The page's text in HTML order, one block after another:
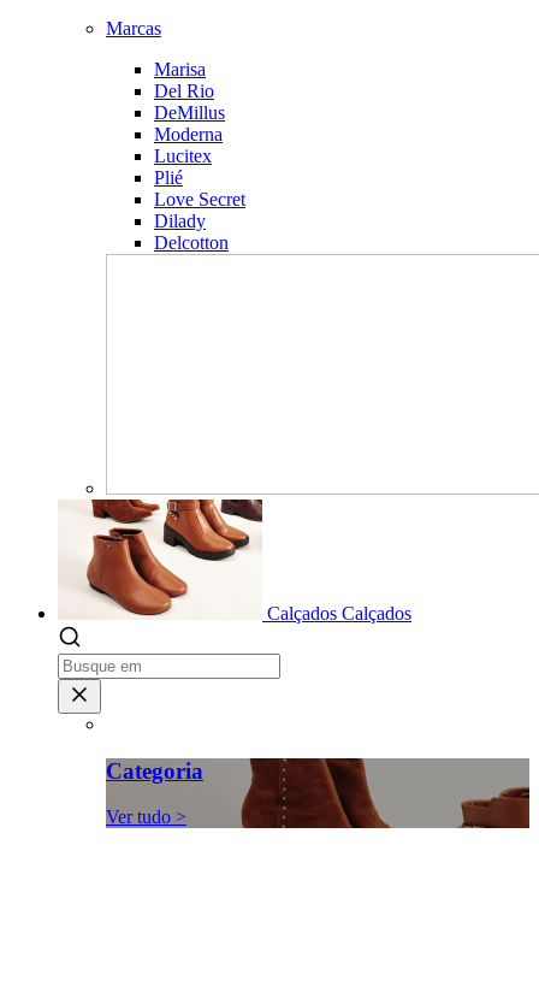
Marcas
Marisa
Del Rio
DeMillus
Moderna
Lucitex
Plié
Love Secret
Dilady
Delcotton
Calçados Calçados
Categoria
Ver tudo >